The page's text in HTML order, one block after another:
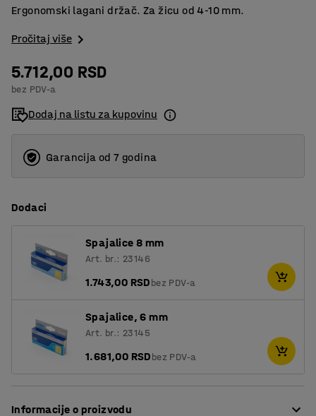
Ergonomski lagani držač. Za žicu od 4-10 mm.
Pročitaj više
5.712,00 RSD
bez PDV-a
Dodaj na listu za kupovinu
Garancija od 7 godina
Dodaci
Spajalice 8 mm
Art. br.: 23146
1.743,00 RSDbez PDV-a
Spajalice, 6 mm
Art. br.: 23145
1.681,00 RSDbez PDV-a
Informacije o proizvodu